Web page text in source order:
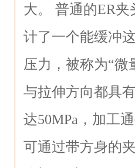
大。 普通的ER
计了一个能缓冲
压力，被称为“
与拉伸方向都具
达50MPa，加工
可通过带方身的